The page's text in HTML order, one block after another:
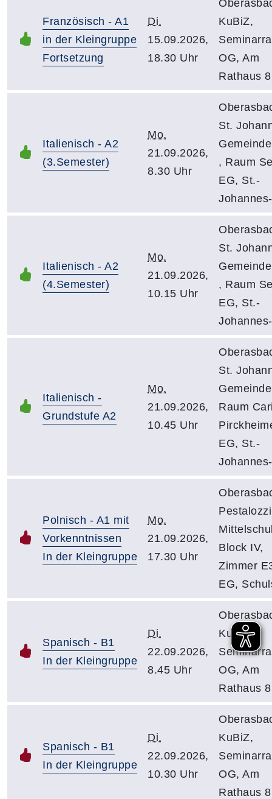
Französisch - A1
in der Kleingruppe
Fortsetzung
Di.
15.09.2026,
18.30 Uhr
KuBiZ,
OG, Am
Rathaus 8
Italienisch - A2
(3.Semester)
Mo.
21.09.2026,
8.30 Uhr
St.
, Raum
EG, St.-
Italienisch - A2
(4.Semester)
Mo.
21.09.2026,
10.15 Uhr
St.
, Raum
EG, St.-
Italienisch -
Grundstufe A2
Mo.
21.09.2026,
10.45 Uhr
St.
Raum
EG, St.-
Polnisch - A1 mit
Vorkenntnissen
In der Kleingruppe
Mo.
21.09.2026,
17.30 Uhr
Pestalozzi
Block IV,
Zimmer
EG,
Spanisch - B1
In der Kleingruppe
Di.
22.09.2026,
8.45 Uhr
KuBiZ,
OG, Am
Rathaus 8
Spanisch - B1
In der Kleingruppe
Di.
22.09.2026,
10.30 Uhr
KuBiZ,
OG, Am
Rathaus 8